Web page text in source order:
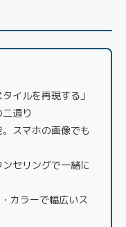
イルを再現する」
通り
スマホの画像でも
セリングで一緒に
カラーで幅広いス